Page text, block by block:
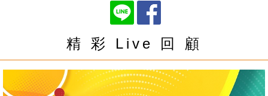
精 彩 Live 回 顧